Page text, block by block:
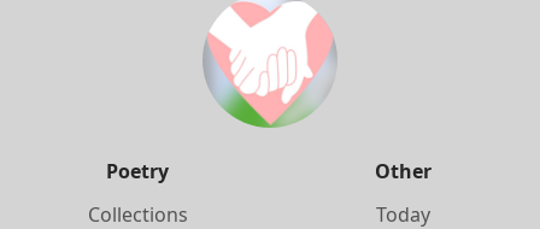
Poetry
Collections
Other
Today